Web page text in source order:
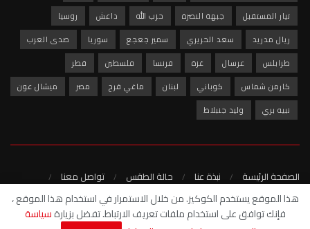
تيار المستقبل
جبهة النصرة حزب الله داعش
روسيا
ريال مدريد
سعد الحريري سمير جعجع سوريا
صدى العرب
طرابلس
عرسال غزة فرنسا فلسطين
قطر
كارمن شماس
كوباني لبنان ماغي فرح مصر
ميشال عون
نبيه بري
وليد جنبلاط
الصفحة الرئيسة نبذة عنا حالة الطقس
تواصل معنا
سياسة الخصوصية
هذا الموقع يستخدم الكوكيز. من خلال الاستمرار في استخدام هذا الموقع ،
فإنك توافق على استخدام ملفات تعريف الارتباط. تفضل بزيارةسياسة